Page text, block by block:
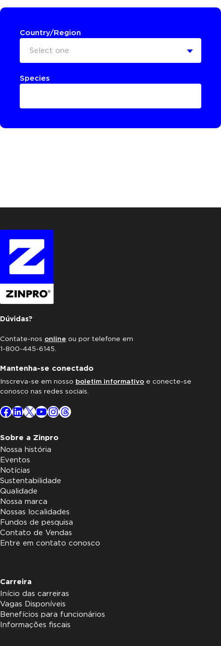
Country/Region
Select one
Species
Dúvidas?
Contate-nos online ou por telefone em
1-800-445-6145.
Mantenha-se conectado
Inscreva-se em nosso boletim informativo e conecte-se
conosco nas redes sociais.
Facebook
LinkedIn
X YouTube
Instagram
Threads
Sobre a Zinpro
Nossa história
Eventos
Notícias
Sustentabilidade
Qualidade
Nossa marca
Nossas localidades
Fundos de pesquisa
Contato de Vendas
Entre em contato conosco
Carreira
Início das carreiras
Vagas Disponíveis
Benefícios para funcionários
Informações fiscais